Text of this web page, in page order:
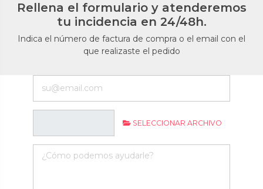
Rellena el formulario y atenderemos
tu incidencia en 24/48h.
Indica el número de factura de compra o el email con el
que realizaste el pedido
SELECCIONAR ARCHIVO